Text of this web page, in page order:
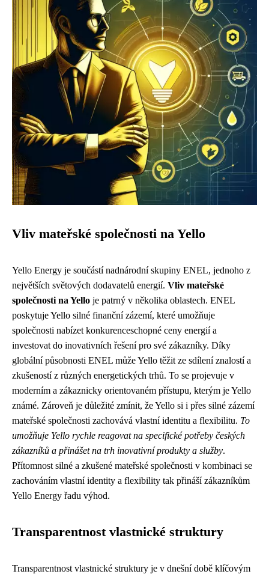
Vliv mateřské společnosti na Yello
Yello Energy je součástí nadnárodní skupiny ENEL, jednoho z
největších světových dodavatelů energií. Vliv mateřské
společnosti na Yello je patrný v několika oblastech. ENEL
poskytuje Yello silné finanční zázemí, které umožňuje
společnosti nabízet konkurenceschopné ceny energií a
investovat do inovativních řešení pro své zákazníky. Díky
globální působnosti ENEL může Yello těžit ze sdílení znalostí a
zkušeností z různých energetických trhů. To se projevuje v
moderním a zákaznicky orientovaném přístupu, kterým je Yello
známé. Zároveň je důležité zmínit, že Yello si i přes silné zázemí
mateřské společnosti zachovává vlastní identitu a flexibilitu. To
umožňuje Yello rychle reagovat na specifické potřeby českých
zákazníků a přinášet na trh inovativní produkty a služby.
Přítomnost silné a zkušené mateřské společnosti v kombinaci se
zachováním vlastní identity a flexibility tak přináší zákazníkům
Yello Energy řadu výhod.
Transparentnost vlastnické struktury
Transparentnost vlastnické struktury je v dnešní době klíčovým